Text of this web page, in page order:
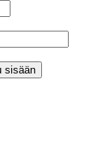
sisään